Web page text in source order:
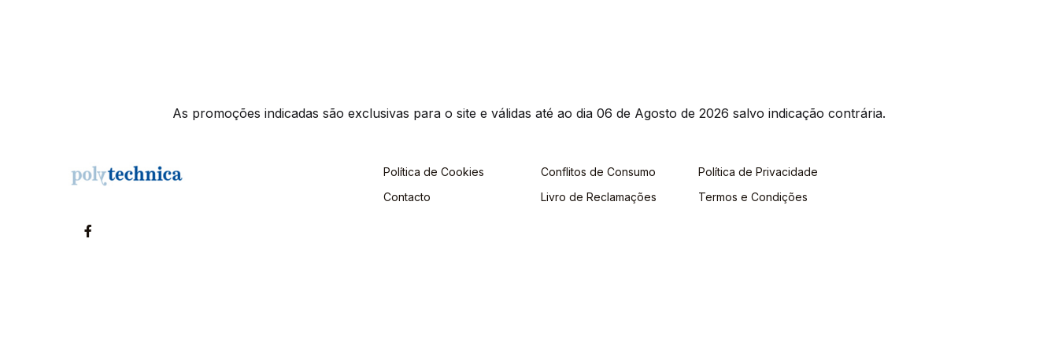
As promoções indicadas são exclusivas para o site e válidas até ao dia 06 de Agosto de 2026 salvo indicação contrária.
Política de Cookies
Contacto
Conflitos de Consumo
Livro de Reclamações
Política de Privacidade
Termos e Condições